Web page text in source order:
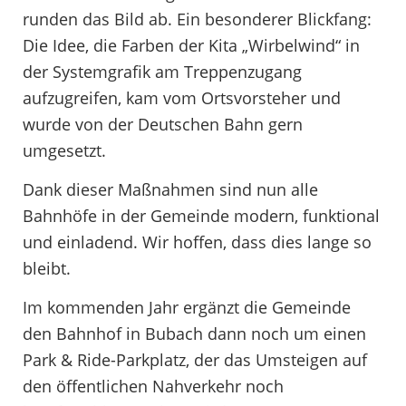
runden das Bild ab. Ein besonderer Blickfang:
Die Idee, die Farben der Kita „Wirbelwind“ in
der Systemgrafik am Treppenzugang
aufzugreifen, kam vom Ortsvorsteher und
wurde von der Deutschen Bahn gern
umgesetzt.
Dank dieser Maßnahmen sind nun alle
Bahnhöfe in der Gemeinde modern, funktional
und einladend. Wir hoffen, dass dies lange so
bleibt.
Im kommenden Jahr ergänzt die Gemeinde
den Bahnhof in Bubach dann noch um einen
Park & Ride-Parkplatz, der das Umsteigen auf
den öffentlichen Nahverkehr noch